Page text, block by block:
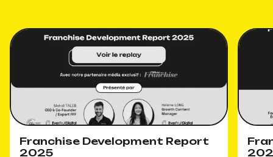
Franchise Development Report
2025